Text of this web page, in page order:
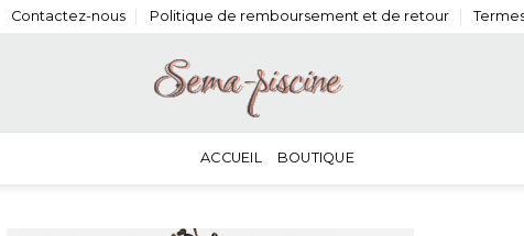
Contactez-nous Politique de remboursement et de retour
ACCUEIL BOUTIQUE